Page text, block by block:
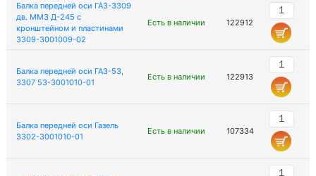
Балка передней оси ГАЗ-3309
дв. ММЗ Д-245 с
кронштейном и пластинами
3309-3001009-02
Есть в наличии 122912
Балка передней оси ГАЗ-53,
3307 53-3001010-01
Есть в наличии 122913
Балка передней оси Газель
3302-3001010-01
Есть в наличии 107334